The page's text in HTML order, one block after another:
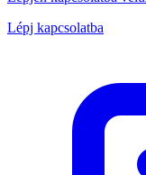
Lépj kapcsolatba